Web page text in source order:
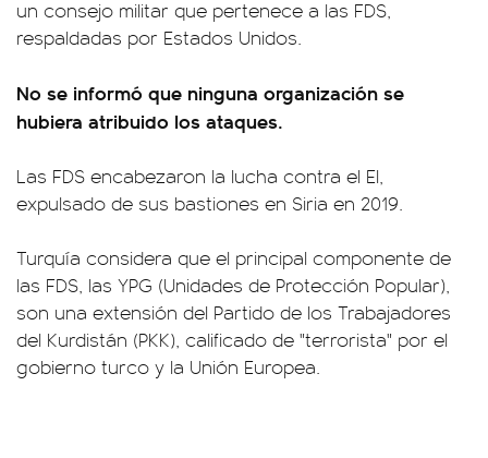
un consejo militar que pertenece a las FDS,
respaldadas por Estados Unidos.
No se informó que ninguna organización se
hubiera atribuido los ataques.
Las FDS encabezaron la lucha contra el EI,
expulsado de sus bastiones en Siria en 2019.
Turquía considera que el principal componente de
las FDS, las YPG (Unidades de Protección Popular),
son una extensión del Partido de los Trabajadores
del Kurdistán (PKK), calificado de "terrorista" por el
gobierno turco y la Unión Europea.